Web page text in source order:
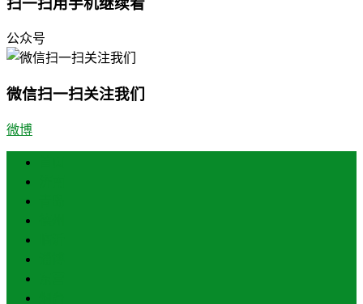
扫一扫用手机继续看
公众号
微信扫一扫关注我们
微博